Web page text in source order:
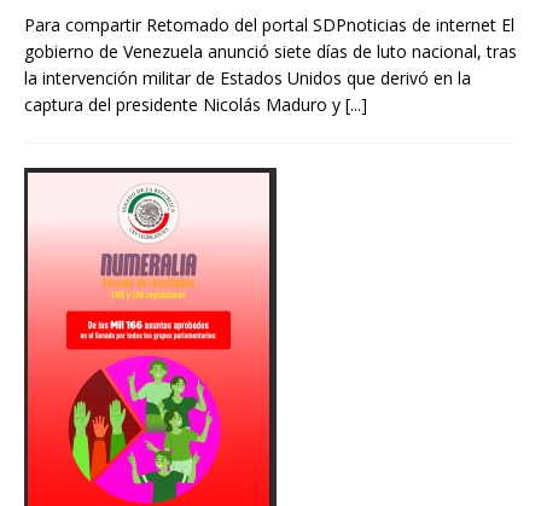
Para compartir Retomado del portal SDPnoticias de internet El
gobierno de Venezuela anunció siete días de luto nacional, tras
la intervención militar de Estados Unidos que derivó en la
captura del presidente Nicolás Maduro y [...]